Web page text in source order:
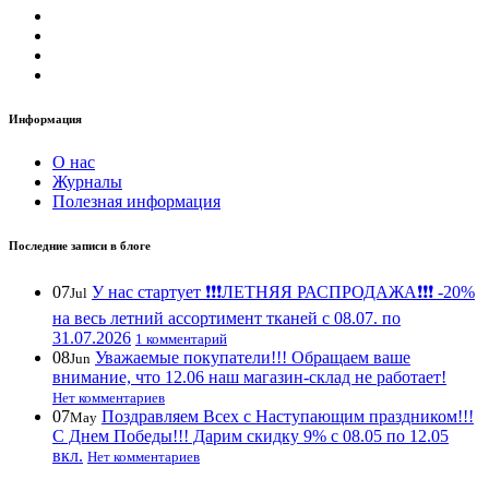
Информация
О нас
Журналы
Полезная информация
Последние записи в блоге
07Jul У нас стартует ❗️❗️❗️ЛЕТНЯЯ РАСПРОДАЖА❗️❗️❗️ -20%
на весь летний ассортимент тканей с 08.07. по
31.07.2026 1 комментарий
08Jun Уважаемые покупатели!!! Обращаем ваше
внимание, что 12.06 наш магазин-склад не работает!
Нет комментариев
07May Поздравляем Всех с Наступающим праздником!!!
С Днем Победы!!! Дарим скидку 9% с 08.05 по 12.05
вкл. Нет комментариев